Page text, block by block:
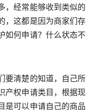
，经常能够收到类似的
，这都是因为商家们存
如何申请？什么状态不
要清楚的知道，自己所
产权申请类目，根据现
是可以申请自己的商品